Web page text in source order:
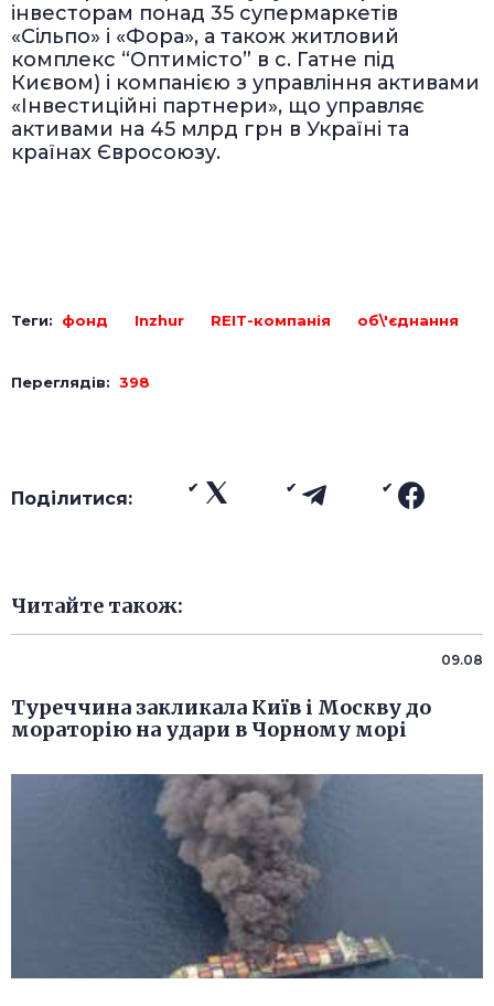
інвесторам понад 35 супермаркетів
«Сільпо» і «Фора», а також житловий
комплекс “Оптимісто” в с. Гатне під
Києвом) і компанією з управління активами
«Інвестиційні партнери», що управляє
активами на 45 млрд грн в Україні та
країнах Євросоюзу.
Теги: фонд Inzhur REIT-компанія об\'єднання
Переглядів: 398
Поділитися:
Читайте також:
09.08
Туреччина закликала Київ і Москву до
мораторію на удари в Чорному морі